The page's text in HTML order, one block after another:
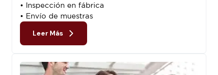
• Inspección en fábrica
• Envío de muestras
Leer Más